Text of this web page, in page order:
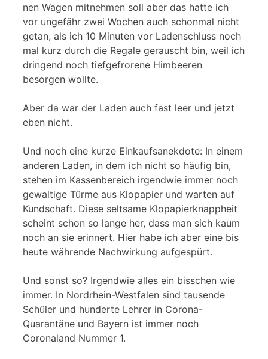
nen Wagen mitnehmen soll aber das hatte ich
vor ungefähr zwei Wochen auch schonmal nicht
getan, als ich 10 Minuten vor Ladenschluss noch
mal kurz durch die Regale gerauscht bin, weil ich
dringend noch tiefgefrorene Himbeeren
besorgen wollte.
Aber da war der Laden auch fast leer und jetzt
eben nicht.
Und noch eine kurze Einkaufsanekdote: In einem
anderen Laden, in dem ich nicht so häufig bin,
stehen im Kassenbereich irgendwie immer noch
gewaltige Türme aus Klopapier und warten auf
Kundschaft. Diese seltsame Klopapierknappheit
scheint schon so lange her, dass man sich kaum
noch an sie erinnert. Hier habe ich aber eine bis
heute währende Nachwirkung aufgespürt.
Und sonst so? Irgendwie alles ein bisschen wie
immer. In Nordrhein-Westfalen sind tausende
Schüler und hunderte Lehrer in Corona-
Quarantäne und Bayern ist immer noch
Coronaland Nummer 1.